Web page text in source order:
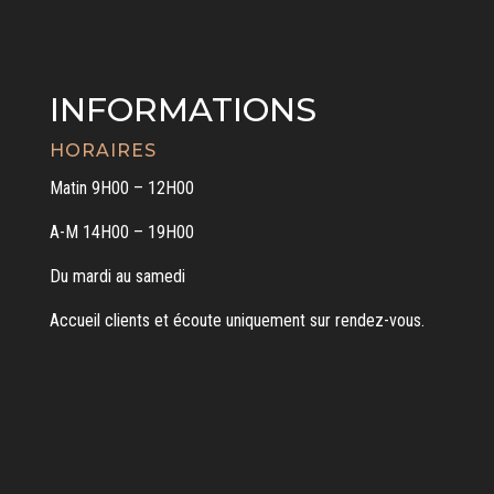
INFORMATIONS
HORAIRES
Matin 9H00 – 12H00
A-M 14H00 – 19H00
Du mardi au samedi
Accueil clients et écoute uniquement sur rendez-vous.